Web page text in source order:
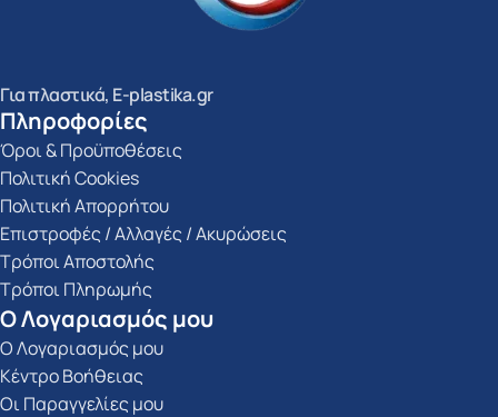
Για πλαστικά, E-plastika.gr
Πληροφορίες
Όροι & Προϋποθέσεις
Πολιτική Cookies
Πολιτική Απορρήτου
Επιστροφές / Αλλαγές / Ακυρώσεις
Τρόποι Αποστολής
Τρόποι Πληρωμής
Ο Λογαριασμός μου
Ο Λογαριασμός μου
Κέντρο Βοήθειας
Οι Παραγγελίες μου